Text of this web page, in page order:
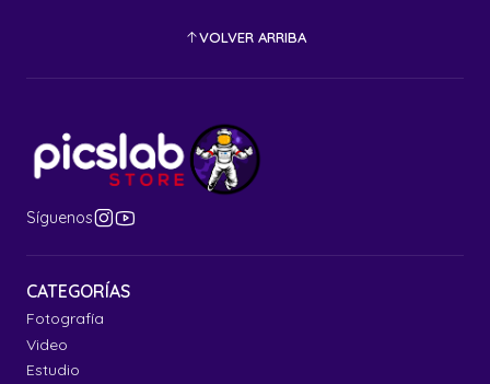
VOLVER ARRIBA
Síguenos
CATEGORÍAS
Fotografía
Video
Estudio